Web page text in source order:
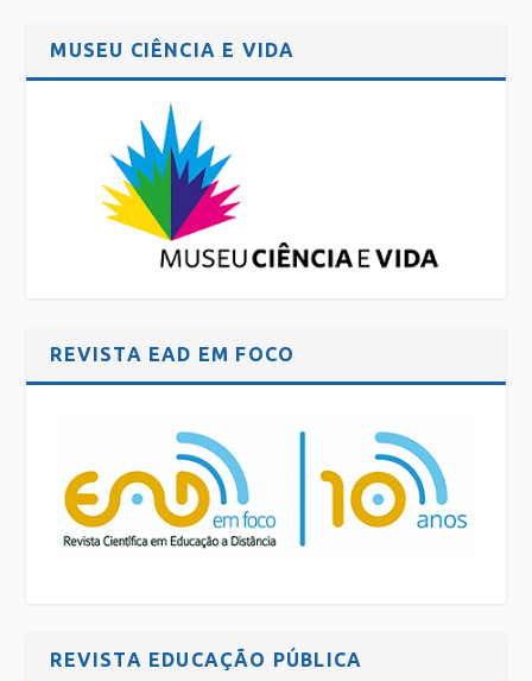
MUSEU CIÊNCIA E VIDA
REVISTA EAD EM FOCO
REVISTA EDUCAÇÃO PÚBLICA